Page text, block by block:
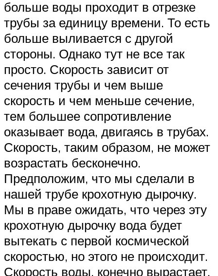
больше воды проходит в отрезке
трубы за единицу времени. То есть
больше выливается с другой
стороны. Однако тут не все так
просто. Скорость зависит от
сечения трубы и чем выше
скорость и чем меньше сечение,
тем большее сопротивление
оказывает вода, двигаясь в трубах.
Скорость, таким образом, не может
возрастать бесконечно.
Предположим, что мы сделали в
нашей трубе крохотную дырочку.
Мы в праве ожидать, что через эту
крохотную дырочку вода будет
вытекать с первой космической
скоростью, но этого не происходит.
Скорость воды, конечно вырастает,